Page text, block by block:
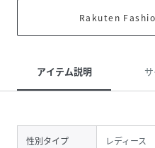
Rakuten
アイテム説明
性別タイプ レディース